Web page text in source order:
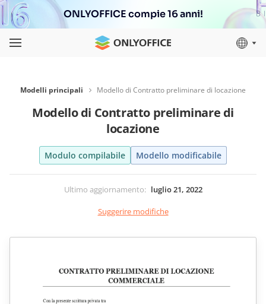
ONLYOFFICE compie 16 anni!
Modelli principali Modello di Contratto preliminare di locazione
Modello di Contratto preliminare di
locazione
Modulo compilabile Modello modificabile
Ultimo aggiornamento: luglio 21, 2022
Suggerire modifiche